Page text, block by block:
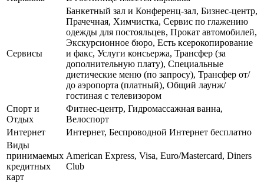
Сервисы
Банкетный зал и Конференц-зал, Бизнес-центр,
Прачечная, Химчистка, Сервис по глажению
одежды для постояльцев, Прокат автомобилей,
Экскурсионное бюро, Есть ксерокопирование
и факс, Услуги консьержа, Трансфер (за
дополнительную плату), Специальные
диетические меню (по запросу), Трансфер от/
до аэропорта (платный), Общий лаунж/
гостиная с телевизором
Спорт и
Отдых
Фитнес-центр, Гидромассажная ванна,
Велоспорт
Интернет
Интернет, Беспроводной Интернет бесплатно
Виды
принимаемых
кредитных
карт
American Express, Visa, Euro/Mastercard, Diners
Club